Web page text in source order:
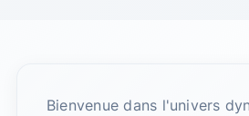
Bienvenue dans l'univers